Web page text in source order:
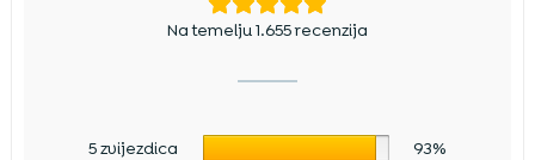
Na temelju 1.655 recenzija
5 zvijezdica 93%